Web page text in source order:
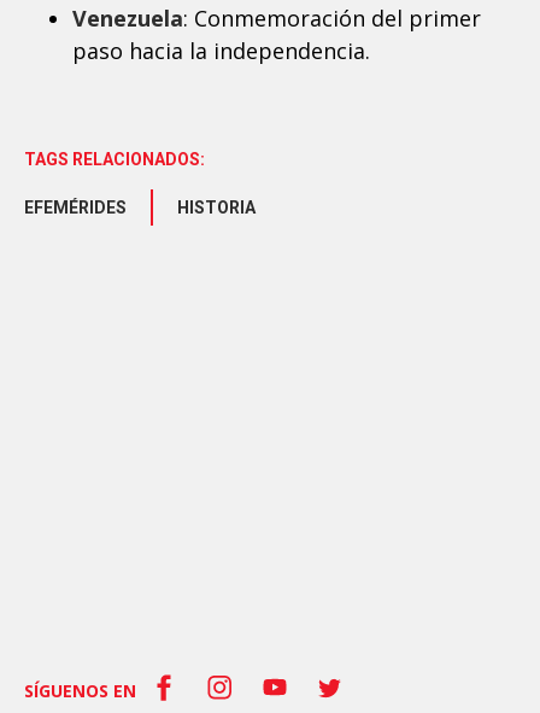
Venezuela: Conmemoración del primer
paso hacia la independencia.
TAGS RELACIONADOS:
EFEMÉRIDES HISTORIA
SÍGUENOS EN